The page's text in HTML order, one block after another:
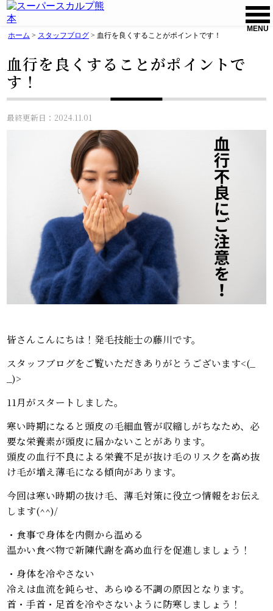
MENU
ホーム > スタッフブログ > 血行を良くすることがポイントです！
血行を良くすることがポイントで
す！
最終更新日：2024.11.01
皆さんこんにちは！発毛技能士の藤川です。
スタッフブログをご覧いただきありがとうございます<(_
_)>
11月がスタートしました。
寒い時期になると頭皮の毛細血管が収縮しがちなため、必
要な栄養素が頭皮に届かないことがあります。
頭皮の血行不良による栄養不足が抜け毛のリスクを高め抜
け毛が増え薄毛になる傾向があります。
今回は寒い時期の抜け毛、薄毛対策に役立つ情報をお伝え
します(^^)/
・食事で身体を内側から温める
温かい食べ物で新陳代謝を高め血行を促進しましょう！
・身体を冷やさない
冷えは血流を鈍らせ、あらゆる不調の原因となります。
首・手首・足首を冷やさないように防寒しましょう！